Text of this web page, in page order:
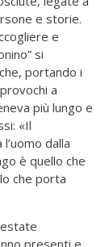
e storie.
e
si
portando i
a
più lungo e
«Il
dalla
è quello che
che porta